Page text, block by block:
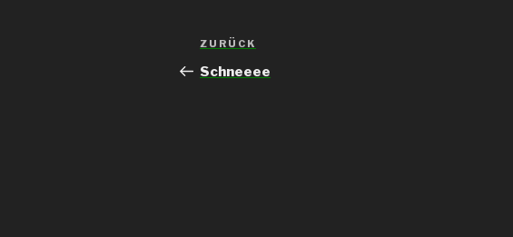
Beitrags-
Navigation
Vorheriger
Beitrag
ZURÜCK
Schneeee